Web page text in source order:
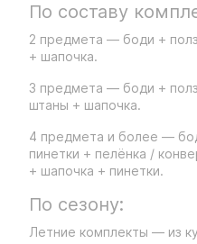
По составу
2 предмета — боди +
+ шапочка.
3 предмета — боди +
штаны + шапочка.
4 предмета и более —
пинетки + пелёнка /
+ шапочка + пинетки.
По сезону:
Летние комплекты — из